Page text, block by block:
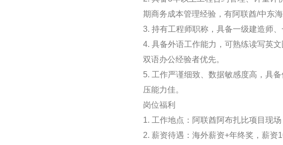
期商务成本管理经验，有阿联酋/中东
3. 持有工程师职称，具备一级建造师
4. 具备外语工作能力，可熟练读写英
双语办公经验者优先。
5. 工作严谨细致、数据敏感度高，具
压能力佳。
岗位福利
1. 工作地点：阿联酋阿布扎比项目现场
2. 薪资待遇：海外薪资+年终奖，薪资